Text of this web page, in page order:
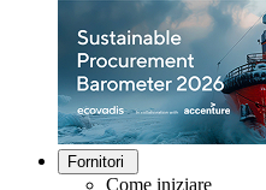
Fornitori
Come iniziare